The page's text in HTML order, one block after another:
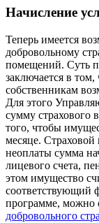
Начисление
Теперь имеется
добровольному
помещений. Суть
заключается в
собственникам
Для этого
сумму страхового
того, чтобы
месяце. Страховой
неоплаты сумма
лицевого счета,
этом имущество
соответствующий
программе, можно
добровольного